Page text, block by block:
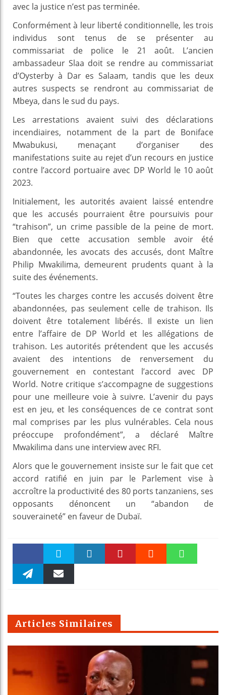
avec la justice n’est pas terminée.
Conformément à leur liberté conditionnelle, les trois
individus sont tenus de se présenter au
commissariat de police le 21 août. L’ancien
ambassadeur Slaa doit se rendre au commissariat
d’Oysterby à Dar es Salaam, tandis que les deux
autres suspects se rendront au commissariat de
Mbeya, dans le sud du pays.
Les arrestations avaient suivi des déclarations
incendiaires, notamment de la part de Boniface
Mwabukusi, menaçant d’organiser des
manifestations suite au rejet d’un recours en justice
contre l’accord portuaire avec DP World le 10 août
2023.
Initialement, les autorités avaient laissé entendre
que les accusés pourraient être poursuivis pour
“trahison”, un crime passible de la peine de mort.
Bien que cette accusation semble avoir été
abandonnée, les avocats des accusés, dont Maître
Philip Mwakilima, demeurent prudents quant à la
suite des événements.
“Toutes les charges contre les accusés doivent être
abandonnées, pas seulement celle de trahison. Ils
doivent être totalement libérés. Il existe un lien
entre l’affaire de DP World et les allégations de
trahison. Les autorités prétendent que les accusés
avaient des intentions de renversement du
gouvernement en contestant l’accord avec DP
World. Notre critique s’accompagne de suggestions
pour une meilleure voie à suivre. L’avenir du pays
est en jeu, et les conséquences de ce contrat sont
mal comprises par les plus vulnérables. Cela nous
préoccupe profondément”, a déclaré Maître
Mwakilima dans une interview avec RFI.
Alors que le gouvernement insiste sur le fait que cet
accord ratifié en juin par le Parlement vise à
accroître la productivité des 80 ports tanzaniens, ses
opposants dénoncent un “abandon de
souveraineté” en faveur de Dubaï.
Faceboo Twitter
m
Articles Similaires